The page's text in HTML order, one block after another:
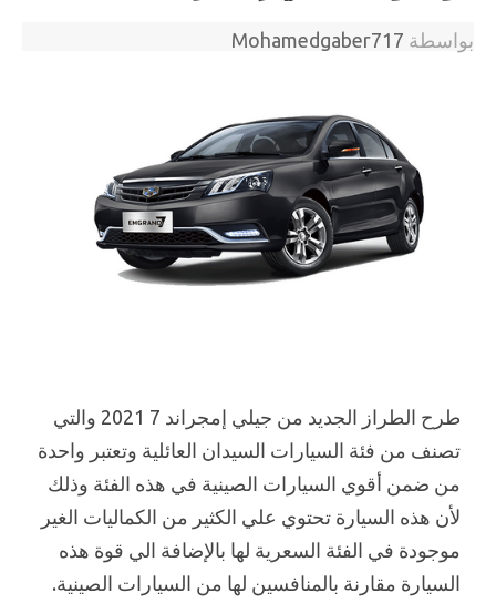
بواسطة Mohamedgaber717
طرح الطراز الجديد من جيلي إمجراند 7 2021 والتي
تصنف من فئة السيارات السيدان العائلية وتعتبر واحدة
من ضمن أقوي السيارات الصينية في هذه الفئة وذلك
لأن هذه السيارة تحتوي علي الكثير من الكماليات الغير
موجودة في الفئة السعرية لها بالإضافة الي قوة هذه
السيارة مقارنة بالمنافسين لها من السيارات الصينية.